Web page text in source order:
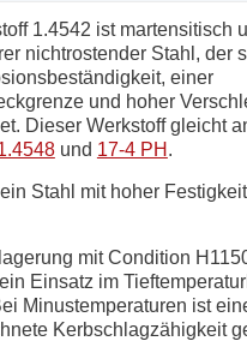
1.4542 ist martensitisch
nichtrostender Stahl, der
einer
und hoher
Dieser Werkstoff gleicht
und 17-4 PH .
Stahl mit hoher
mit Condition
Einsatz im
Minustemperaturen ist
Kerbschlagzähigkeit